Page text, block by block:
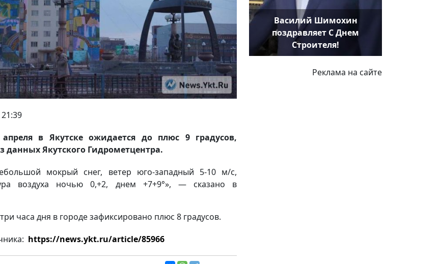
в Якутске ожидается до плюс 9 градусов,
данных Якутского Гидрометцентра.
мокрый снег, ветер юго-западный 5-10 м/с,
воздуха ночью 0,+2, днем +7+9°», — сказано в
часа дня в городе зафиксировано плюс 8 градусов.
https://news.ykt.ru/article/85966
Василий Шимохин
поздравляет С Днем
Строителя!
Реклама на сайте